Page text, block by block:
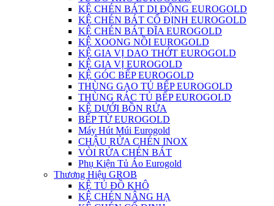
KỆ CHÉN BÁT DI ĐỘNG EUROGOLD
KỆ CHÉN BÁT CỐ ĐỊNH EUROGOLD
KỆ CHÉN BÁT ĐĨA EUROGOLD
KỆ XOONG NỒI EUROGOLD
KỆ GIA VỊ DAO THỚT EUROGOLD
KỆ GIA VỊ EUROGOLD
KỆ GÓC BẾP EUROGOLD
THÙNG GẠO TỦ BẾP EUROGOLD
THÙNG RÁC TỦ BẾP EUROGOLD
KỆ DƯỚI BỒN RỬA
BẾP TỪ EUROGOLD
Máy Hút Múi Eurogold
CHẬU RỬA CHÉN INOX
VÒI RỬA CHÉN BÁT
Phụ Kiện Tủ Áo Eurogold
Thương Hiệu GROB
KỆ TỦ ĐỒ KHÔ
KỆ CHÉN NÂNG HẠ